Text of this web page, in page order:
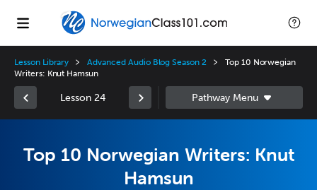
Lesson Library Advanced Audio Blog Season 2
Top 10 Norwegian
Writers: Knut Hamsun
Lesson 24
Top 10 Norwegian Writers: Knut
Hamsun